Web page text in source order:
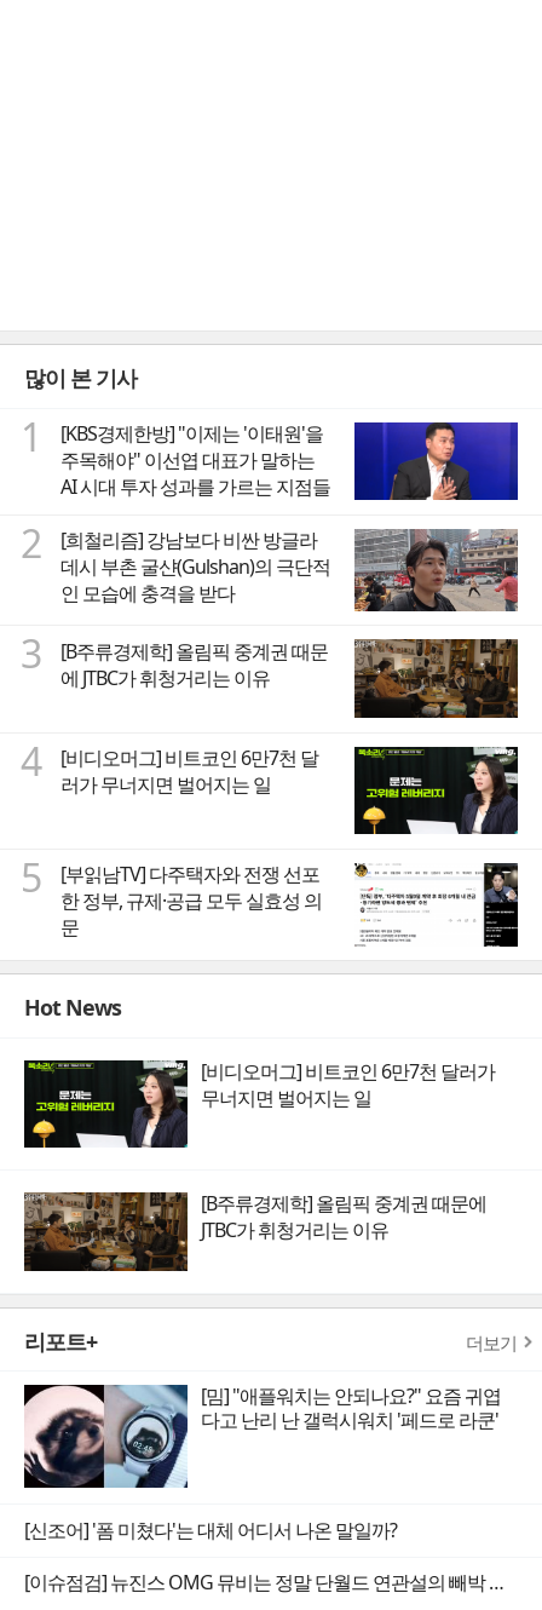
많이 본 기사
1
[KBS경제한방] "이제는 '이태원'을
주목해야" 이선엽 대표가 말하는
AI 시대 투자 성과를 가르는 지점들
2
[희철리즘] 강남보다 비싼 방글라
데시 부촌 굴샨(Gulshan)의 극단적
인 모습에 충격을 받다
3
[B주류경제학] 올림픽 중계권 때문
에 JTBC가 휘청거리는 이유
4
[비디오머그] 비트코인 6만7천 달
러가 무너지면 벌어지는 일
5
[부읽남TV] 다주택자와 전쟁 선포
한 정부, 규제·공급 모두 실효성 의
문
Hot News
[비디오머그] 비트코인 6만7천 달러가
무너지면 벌어지는 일
[B주류경제학] 올림픽 중계권 때문에
JTBC가 휘청거리는 이유
리포트+ 더보기
[밈] "애플워치는 안되나요?" 요즘 귀엽
다고 난리 난 갤럭시워치 '페드로 라쿤'
[신조어] '폼 미쳤다'는 대체 어디서 나온 말일까?
[이슈점검] 뉴진스 OMG 뮤비는 정말 단월드 연관설의 빼박 증거일까